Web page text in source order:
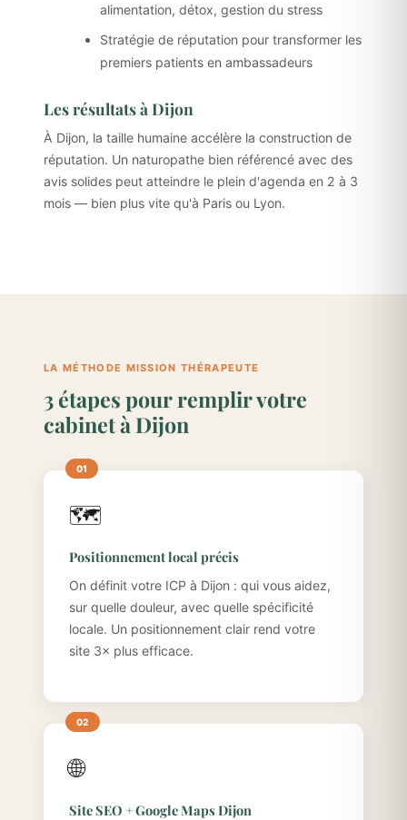
alimentation, détox, gestion du stress
Stratégie de réputation pour transformer les
premiers patients en ambassadeurs
Les résultats à Dijon
À Dijon, la taille humaine accélère la construction de
réputation. Un naturopathe bien référencé avec des
avis solides peut atteindre le plein d'agenda en 2 à 3
mois — bien plus vite qu'à Paris ou Lyon.
LA MÉTHODE MISSION THÉRAPEUTE
3 étapes pour remplir votre
cabinet à Dijon
🗺️
Positionnement local précis
On définit votre ICP à Dijon : qui vous aidez,
sur quelle douleur, avec quelle spécificité
locale. Un positionnement clair rend votre
site 3× plus efficace.
🌐
Site SEO + Google Maps Dijon